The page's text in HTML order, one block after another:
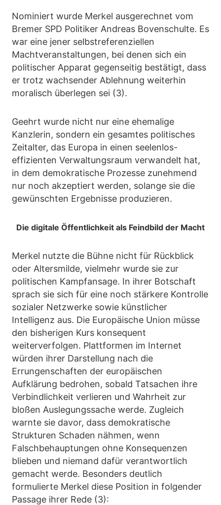
Nominiert wurde Merkel ausgerechnet vom
Bremer SPD Politiker Andreas Bovenschulte. Es
war eine jener selbstreferenziellen
Machtveranstaltungen, bei denen sich ein
politischer Apparat gegenseitig bestätigt, dass
er trotz wachsender Ablehnung weiterhin
moralisch überlegen sei (3).
Geehrt wurde nicht nur eine ehemalige
Kanzlerin, sondern ein gesamtes politisches
Zeitalter, das Europa in einen seelenlos-
effizienten Verwaltungsraum verwandelt hat,
in dem demokratische Prozesse zunehmend
nur noch akzeptiert werden, solange sie die
gewünschten Ergebnisse produzieren.
Die digitale Öffentlichkeit als Feindbild der Macht
Merkel nutzte die Bühne nicht für Rückblick
oder Altersmilde, vielmehr wurde sie zur
politischen Kampfansage. In ihrer Botschaft
sprach sie sich für eine noch stärkere Kontrolle
sozialer Netzwerke sowie künstlicher
Intelligenz aus. Die Europäische Union müsse
den bisherigen Kurs konsequent
weiterverfolgen. Plattformen im Internet
würden ihrer Darstellung nach die
Errungenschaften der europäischen
Aufklärung bedrohen, sobald Tatsachen ihre
Verbindlichkeit verlieren und Wahrheit zur
bloßen Auslegungssache werde. Zugleich
warnte sie davor, dass demokratische
Strukturen Schaden nähmen, wenn
Falschbehauptungen ohne Konsequenzen
blieben und niemand dafür verantwortlich
gemacht werde. Besonders deutlich
formulierte Merkel diese Position in folgender
Passage ihrer Rede (3):